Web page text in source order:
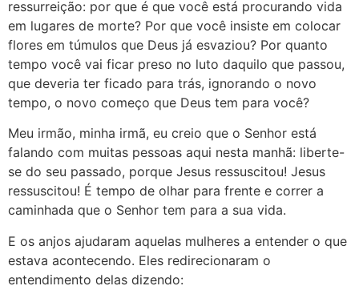
ressurreição: por que é que você está procurando vida
em lugares de morte? Por que você insiste em colocar
flores em túmulos que Deus já esvaziou? Por quanto
tempo você vai ficar preso no luto daquilo que passou,
que deveria ter ficado para trás, ignorando o novo
tempo, o novo começo que Deus tem para você?
Meu irmão, minha irmã, eu creio que o Senhor está
falando com muitas pessoas aqui nesta manhã: liberte-
se do seu passado, porque Jesus ressuscitou! Jesus
ressuscitou! É tempo de olhar para frente e correr a
caminhada que o Senhor tem para a sua vida.
E os anjos ajudaram aquelas mulheres a entender o que
estava acontecendo. Eles redirecionaram o
entendimento delas dizendo: